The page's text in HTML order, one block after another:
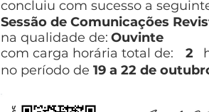
concluiu com sucesso a
Sessão de Comunicações
na qualidade de: Ouvinte
com carga horária total de:
2
no período de 19 a 22 de